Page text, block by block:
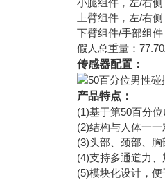
小腿组件，左/右
上臂组件，左/右
下臂组件/手部组
假人总重量：
传感器配置：
产品特点：
(1)基于第50百分
(2)结构与人体一
(3)头部、颈部、
(4)支持多通道力
(5)模块化设计，